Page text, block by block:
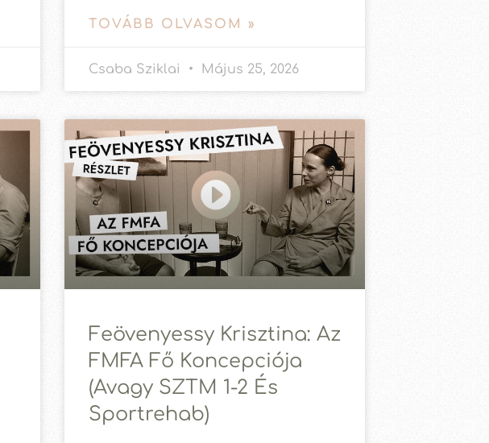
TOVÁBB OLVASOM »
Csaba Sziklai Május 25, 2026
Feövenyessy Krisztina: Az
FMFA Fő Koncepciója
(avagy SZTM 1-2 És
Sportrehab)